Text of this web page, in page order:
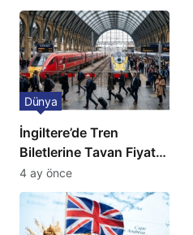
açıklama!
İngiltere’de Tren
Biletlerine Tavan Fiyat:
Ulaşımda Yeni
Düzenleme
Dünya
4 ay önce